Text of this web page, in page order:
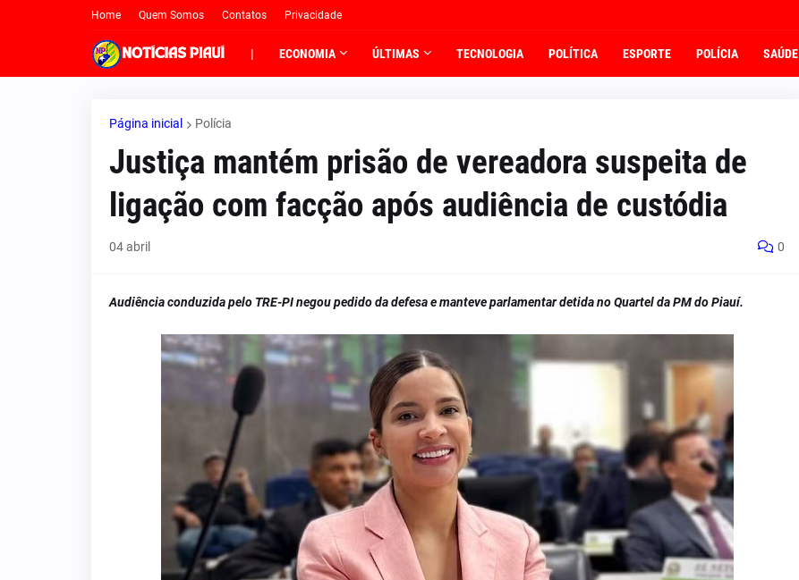
Home Quem Somos Contatos Privacidade
| ECONOMIA ÚLTIMAS TECNOLOGIA POLÍTICA ESPORTE POLÍCIA SAÚDE
Página inicial Polícia
Justiça mantém prisão de vereadora suspeita de
ligação com facção após audiência de custódia
04 abril 0
Audiência conduzida pelo TRE-PI negou pedido da defesa e manteve parlamentar detida no Quartel da PM do Piauí.